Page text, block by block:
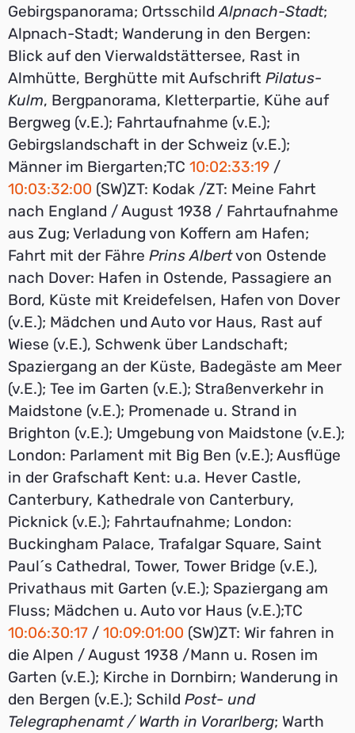
Gebirgspanorama; OrtsschildAlpnach-Stadt;
Alpnach-Stadt; Wanderung in den Bergen:
Blick auf den Vierwaldstättersee, Rast in
Almhütte, Berghütte mit Aufschrift Pilatus-
Kulm, Bergpanorama, Kletterpartie, Kühe auf
Bergweg (v.E.); Fahrtaufnahme (v.E.);
Gebirgslandschaft in der Schweiz (v.E.);
Männer im Biergarten;TC 10:02:33:19 /
10:03:32:00 (SW)ZT: Kodak /ZT: Meine Fahrt
nach England / August 1938 / Fahrtaufnahme
aus Zug; Verladung von Koffern am Hafen;
Fahrt mit der Fähre Prins Albertvon Ostende
nach Dover: Hafen in Ostende, Passagiere an
Bord, Küste mit Kreidefelsen, Hafen von Dover
(v.E.); Mädchen und Auto vor Haus, Rast auf
Wiese (v.E.), Schwenk über Landschaft;
Spaziergang an der Küste, Badegäste am Meer
(v.E.); Tee im Garten (v.E.); Straßenverkehr in
Maidstone (v.E.); Promenade u. Strand in
Brighton (v.E.); Umgebung von Maidstone (v.E.);
London: Parlament mit Big Ben (v.E.); Ausflüge
in der Grafschaft Kent: u.a. Hever Castle,
Canterbury, Kathedrale von Canterbury,
Picknick (v.E.); Fahrtaufnahme; London:
Buckingham Palace, Trafalgar Square, Saint
Paul´s Cathedral, Tower, Tower Bridge (v.E.),
Privathaus mit Garten (v.E.); Spaziergang am
Fluss; Mädchen u. Auto vor Haus (v.E.);TC
10:06:30:17 / 10:09:01:00 (SW)ZT: Wir fahren in
die Alpen / August 1938 /Mann u. Rosen im
Garten (v.E.); Kirche in Dornbirn; Wanderung in
den Bergen (v.E.); Schild Post- und
Telegraphenamt / Warth in Vorarlberg; Warth